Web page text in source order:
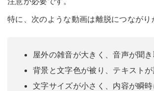
特に、次のような動画は離脱につながり
屋外の雑音が大きく、音声が聞
背景と文字色が被り、テキスト
文字サイズが小さく、内容が瞬